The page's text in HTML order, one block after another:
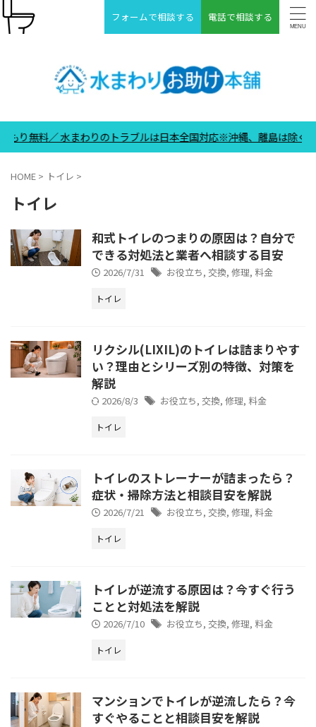
フォームで相談する 電話で相談する
／ 水まわりのトラブルは日本全国対応※沖縄、離島は除く ＼24時
HOME > トイレ >
トイレ
和式トイレのつまりの原因は？自分で
できる対処法と業者へ相談する目安
2026/7/31 お役立ち, 交換, 修理, 料金
トイレ
リクシル(LIXIL)のトイレは詰まりやす
い？理由とシリーズ別の特徴、対策を
解説
2026/8/3 お役立ち, 交換, 修理, 料金
トイレ
トイレのストレーナーが詰まったら？
症状・掃除方法と相談目安を解説
2026/7/21 お役立ち, 交換, 修理, 料金
トイレ
トイレが逆流する原因は？今すぐ行う
ことと対処法を解説
2026/7/10 お役立ち, 交換, 修理, 料金
トイレ
マンションでトイレが逆流したら？今
すぐやることと相談目安を解説